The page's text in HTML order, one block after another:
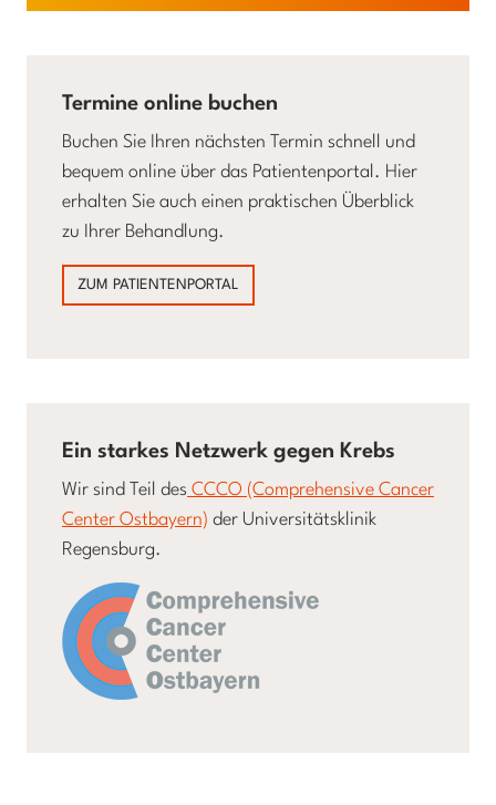
Termine online buchen
Buchen Sie Ihren nächsten Termin schnell und
bequem online über das Patientenportal. Hier
erhalten Sie auch einen praktischen Überblick
zu Ihrer Behandlung.
ZUM PATIENTENPORTAL
Ein starkes Netzwerk gegen Krebs
Wir sind Teil des CCCO (Comprehensive Cancer
Center Ostbayern) der Universitätsklinik
Regensburg.